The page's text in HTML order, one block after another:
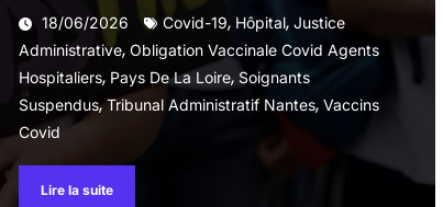
Loire devant la justice à
Nantes
18/06/2026 Covid-19, Hôpital, Justice
Administrative, Obligation Vaccinale Covid Agents
Hospitaliers, Pays De La Loire, Soignants
Suspendus,Tribunal Administratif Nantes, Vaccins
Covid
Lire la suite